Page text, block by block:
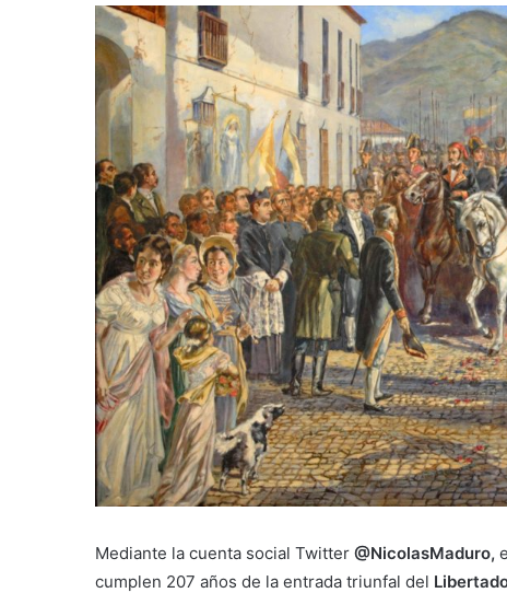
Mediante la cuenta social Twitter @NicolasMaduro,
cumplen 207 años de la entrada triunfal del